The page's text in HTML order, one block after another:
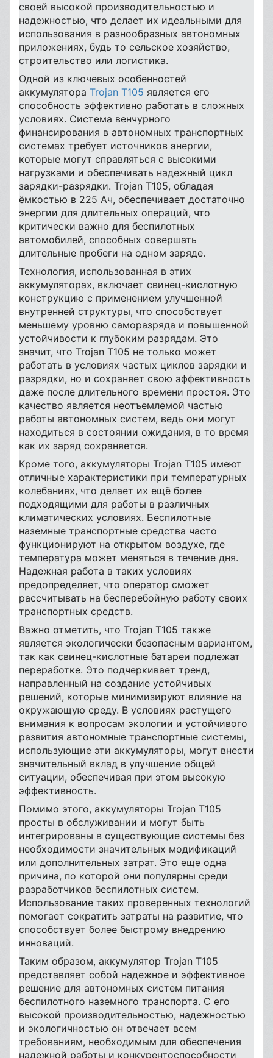
своей высокой производительностью и
надежностью, что делает их идеальными для
использования в разнообразных автономных
приложениях, будь то сельское хозяйство,
строительство или логистика.
Одной из ключевых особенностей
аккумулятора Trojan T105 является его
способность эффективно работать в сложных
условиях. Система венчурного
финансирования в автономных транспортных
системах требует источников энергии,
которые могут справляться с высокими
нагрузками и обеспечивать надежный цикл
зарядки-разрядки. Trojan T105, обладая
ёмкостью в 225 Ач, обеспечивает достаточно
энергии для длительных операций, что
критически важно для беспилотных
автомобилей, способных совершать
длительные пробеги на одном заряде.
Технология, использованная в этих
аккумуляторах, включает свинец-кислотную
конструкцию с применением улучшенной
внутренней структуры, что способствует
меньшему уровню саморазряда и повышенной
устойчивости к глубоким разрядам. Это
значит, что Trojan T105 не только может
работать в условиях частых циклов зарядки и
разрядки, но и сохраняет свою эффективность
даже после длительного времени простоя. Это
качество является неотъемлемой частью
работы автономных систем, ведь они могут
находиться в состоянии ожидания, в то время
как их заряд сохраняется.
Кроме того, аккумуляторы Trojan T105 имеют
отличные характеристики при температурных
колебаниях, что делает их ещё более
подходящими для работы в различных
климатических условиях. Беспилотные
наземные транспортные средства часто
функционируют на открытом воздухе, где
температура может меняться в течение дня.
Надежная работа в таких условиях
предопределяет, что оператор сможет
рассчитывать на бесперебойную работу своих
транспортных средств.
Важно отметить, что Trojan T105 также
является экологически безопасным вариантом,
так как свинец-кислотные батареи подлежат
переработке. Это подчеркивает тренд,
направленный на создание устойчивых
решений, которые минимизируют влияние на
окружающую среду. В условиях растущего
внимания к вопросам экологии и устойчивого
развития автономные транспортные системы,
использующие эти аккумуляторы, могут внести
значительный вклад в улучшение общей
ситуации, обеспечивая при этом высокую
эффективность.
Помимо этого, аккумуляторы Trojan T105
просты в обслуживании и могут быть
интегрированы в существующие системы без
необходимости значительных модификаций
или дополнительных затрат. Это еще одна
причина, по которой они популярны среди
разработчиков беспилотных систем.
Использование таких проверенных технологий
помогает сократить затраты на развитие, что
способствует более быстрому внедрению
инноваций.
Таким образом, аккумулятор Trojan T105
представляет собой надежное и эффективное
решение для автономных систем питания
беспилотного наземного транспорта. С его
высокой производительностью, надежностью
и экологичностью он отвечает всем
требованиям, необходимым для обеспечения
надежной работы и конкурентоспособности